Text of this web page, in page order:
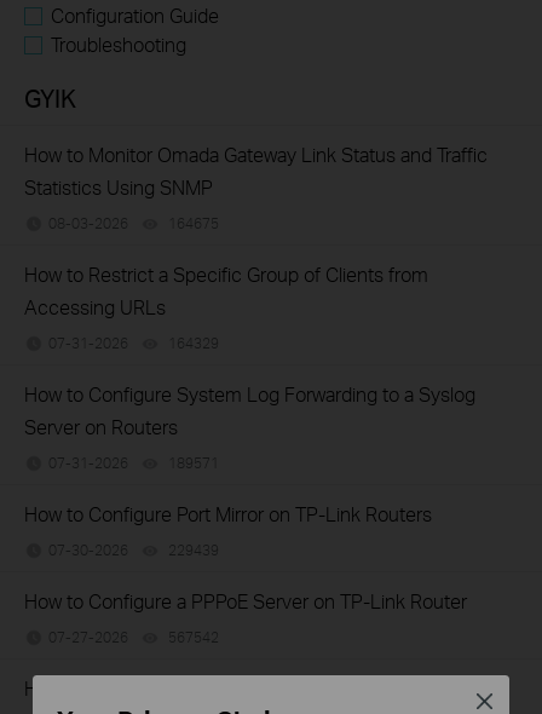
Configuration Guide
Troubleshooting
GYIK
How to Monitor Omada Gateway Link Status and Traffic
Statistics Using SNMP
08-03-2026 164675
How to Restrict a Specific Group of Clients from
Accessing URLs
07-31-2026 164329
How to Configure System Log Forwarding to a Syslog
Server on Routers
07-31-2026 189571
How to Configure Port Mirror on TP-Link Routers
07-30-2026 229439
How to Configure a PPPoE Server on TP-Link Router
07-27-2026 567542
How to Set Session Limit on TP-Link Router Close